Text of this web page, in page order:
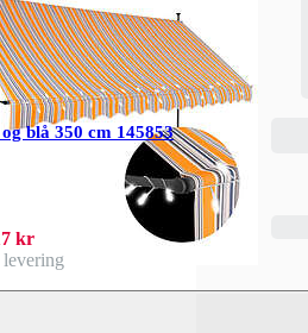
blå 350 cm 145853
kr